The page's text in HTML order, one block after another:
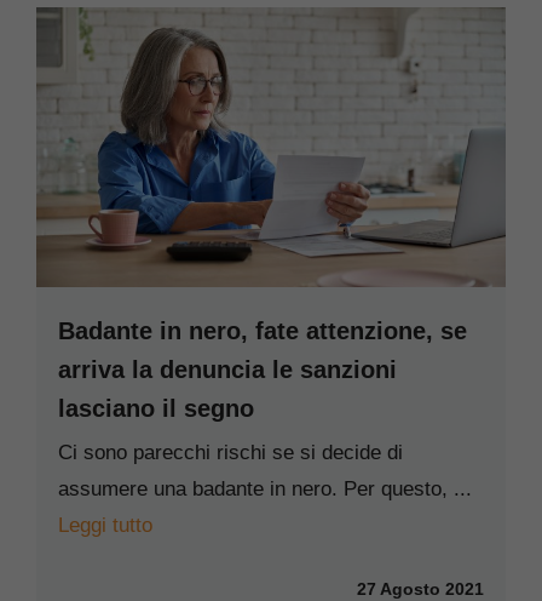
Badante in nero, fate attenzione, se
arriva la denuncia le sanzioni
lasciano il segno
Ci sono parecchi rischi se si decide di
assumere una badante in nero. Per questo, ...
Leggi tutto
27 Agosto 2021